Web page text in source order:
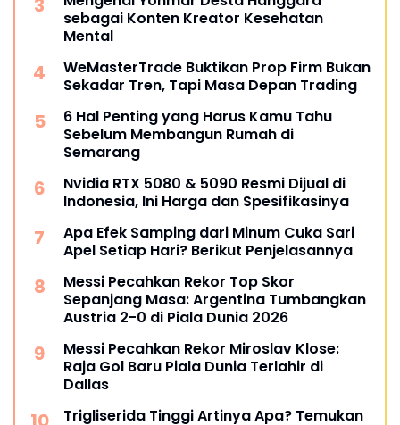
sebagai Konten Kreator Kesehatan
Mental
WeMasterTrade Buktikan Prop Firm Bukan
Sekadar Tren, Tapi Masa Depan Trading
6 Hal Penting yang Harus Kamu Tahu
Sebelum Membangun Rumah di
Semarang
Nvidia RTX 5080 & 5090 Resmi Dijual di
Indonesia, Ini Harga dan Spesifikasinya
Apa Efek Samping dari Minum Cuka Sari
Apel Setiap Hari? Berikut Penjelasannya
Messi Pecahkan Rekor Top Skor
Sepanjang Masa: Argentina Tumbangkan
Austria 2-0 di Piala Dunia 2026
Messi Pecahkan Rekor Miroslav Klose:
Raja Gol Baru Piala Dunia Terlahir di
Dallas
Trigliserida Tinggi Artinya Apa? Temukan